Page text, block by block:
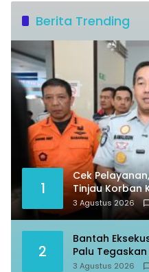
Berita Trending
1
Cek
Tinjau Korban
Sentosa II
3 Agustus 2026
2
Bantah
Palu
3 Agustus 2026